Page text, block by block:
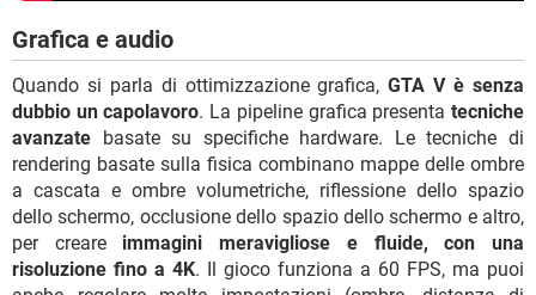
Grafica e audio
Quando si parla di ottimizzazione grafica,GTA V è senza
dubbio un capolavoro. La pipeline grafica presentatecniche
avanzate basate su specifiche hardware. Le tecniche di
rendering basate sulla fisica combinano mappe delle ombre
a cascata e ombre volumetriche, riflessione dello spazio
dello schermo, occlusione dello spazio dello schermo e altro,
per creare immagini meravigliose e fluide, con una
risoluzione fino a 4K. Il gioco funziona a 60 FPS, ma puoi